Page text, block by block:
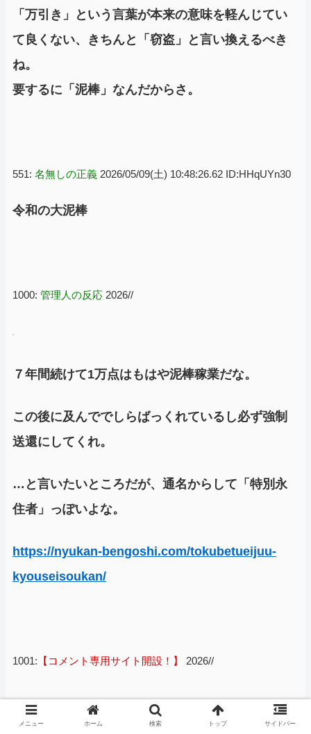
「万引き」という言葉が本来の意味を軽んじてい
て良くない、きちんと「窃盗」と言い換えるべき
ね。
要するに「泥棒」なんだからさ。
551: 名無しの正義 2026/05/09(土) 10:48:26.62 ID:HHqUYn30
令和の大泥棒
1000: 管理人の反応 2026//
７年間続けて1万点はもはや泥棒稼業だな。
この後に及んででしらばっくれているし必ず強制
送還にしてくれ。
…と言いたいところだが、通名からして「特別永
住者」っぽいよな。
https://nyukan-bengoshi.com/tokubetueijuu-
kyouseisoukan/
1001: 【コメント専用サイト開設！】 2026//
メニュー ホーム 検索 トップ サイドバー